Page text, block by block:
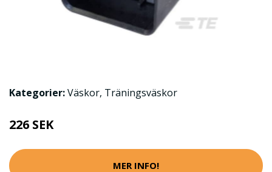
Kategorier:Väskor, Träningsväskor
226 SEK
MER INFO!